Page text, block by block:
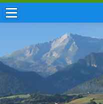
ACCUEIL / INFOS
MUNICIPALITÉ
VIE LOCALE
ENFANCE